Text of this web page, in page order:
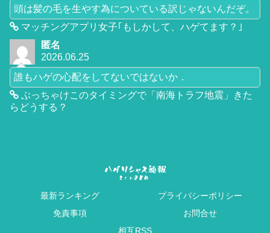
頭は髪の毛を生やす為についている訳じゃないんだぞ。
マッチングアプリ女子｢もしかして、ハゲてます？｣
匿名
2026.06.25
誰もハゲの心配をしてないではないか．
ぶっちゃけこのタイミングで「南海トラフ地震」きた
らどうする？
最新ランキング
プライバシーポリシー
免責事項
お問合せ
相互RSS